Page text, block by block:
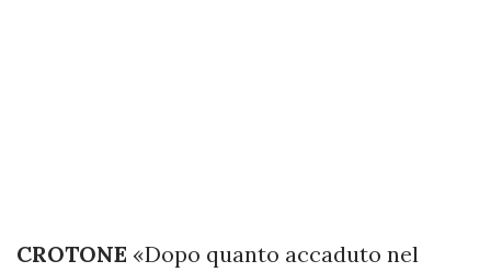
CROTONE «Dopo quanto accaduto nel